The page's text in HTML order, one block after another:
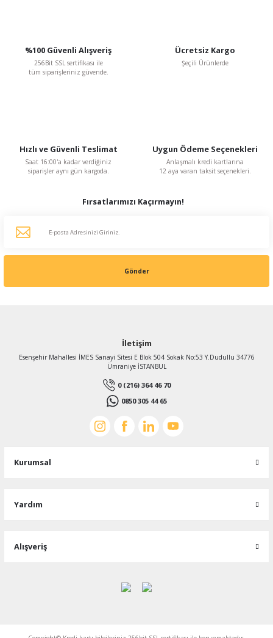
%100 Güvenli Alışveriş
256Bit SSL sertifikası ile
tüm siparişleriniz güvende.
Ücretsiz Kargo
Şeçili Ürünlerde
Hızlı ve Güvenli Teslimat
Saat 16:00'a kadar verdiğiniz
siparişler aynı gün kargoda.
Uygun Ödeme Seçenekleri
Anlaşmalı kredi kartlarına
12 aya varan taksit seçenekleri.
Fırsatlarımızı Kaçırmayın!
Gönder
İletişim
Esenşehir Mahallesi İMES Sanayi Sitesi E Blok 504 Sokak No:53 Y.Dudullu 34776
Ümraniye İSTANBUL
0 (216) 364 46 70
0850 305 44 65
Kurumsal
Yardım
Alışveriş